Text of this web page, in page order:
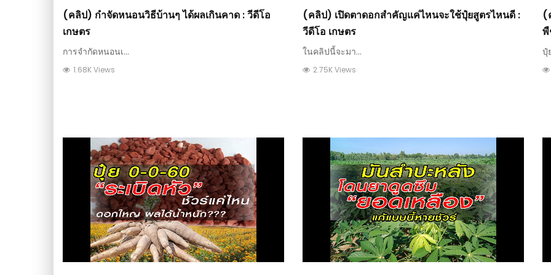
(คลิป) กำจัดหนอนวิธีบ้านๆ ได้ผลเกินคาด : วีดีโอ
เกษตร
การจำกัดหนอนเ...
1.68K Views
(คลิป) เปิดตาดอกสำคัญแค่ไหนจะใช้ปุ๋ยสูตรไหนดี :
วีดีโอ เกษตร
ในคลิปนี้จะมา...
2.75K Views
(
พื
ปุ๋